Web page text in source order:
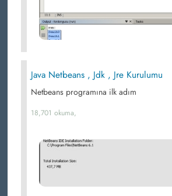
Java Netbeans , Jdk , Jre Kurulumu
Netbeans programına ilk adım
18,701 okuma,